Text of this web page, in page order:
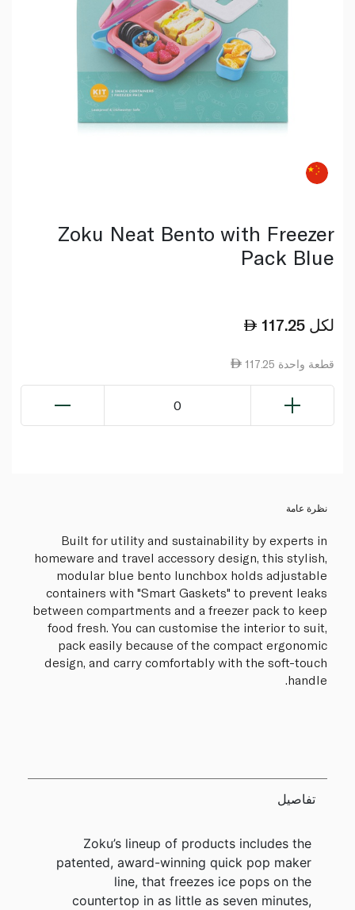
Zoku Neat Bento with Freezer
Pack Blue
117.25 لكل
117.25 قطعة واحدة
0
نظرة عامة
Built for utility and sustainability by experts in
homeware and travel accessory design, this stylish,
modular blue bento lunchbox holds adjustable
containers with "Smart Gaskets" to prevent leaks
between compartments and a freezer pack to keep
food fresh. You can customise the interior to suit,
pack easily because of the compact ergonomic
design, and carry comfortably with the soft-touch
handle.
تفاصيل
Zoku’s lineup of products includes the
patented, award-winning quick pop maker
line, that freezes ice pops on the
countertop in as little as seven minutes,